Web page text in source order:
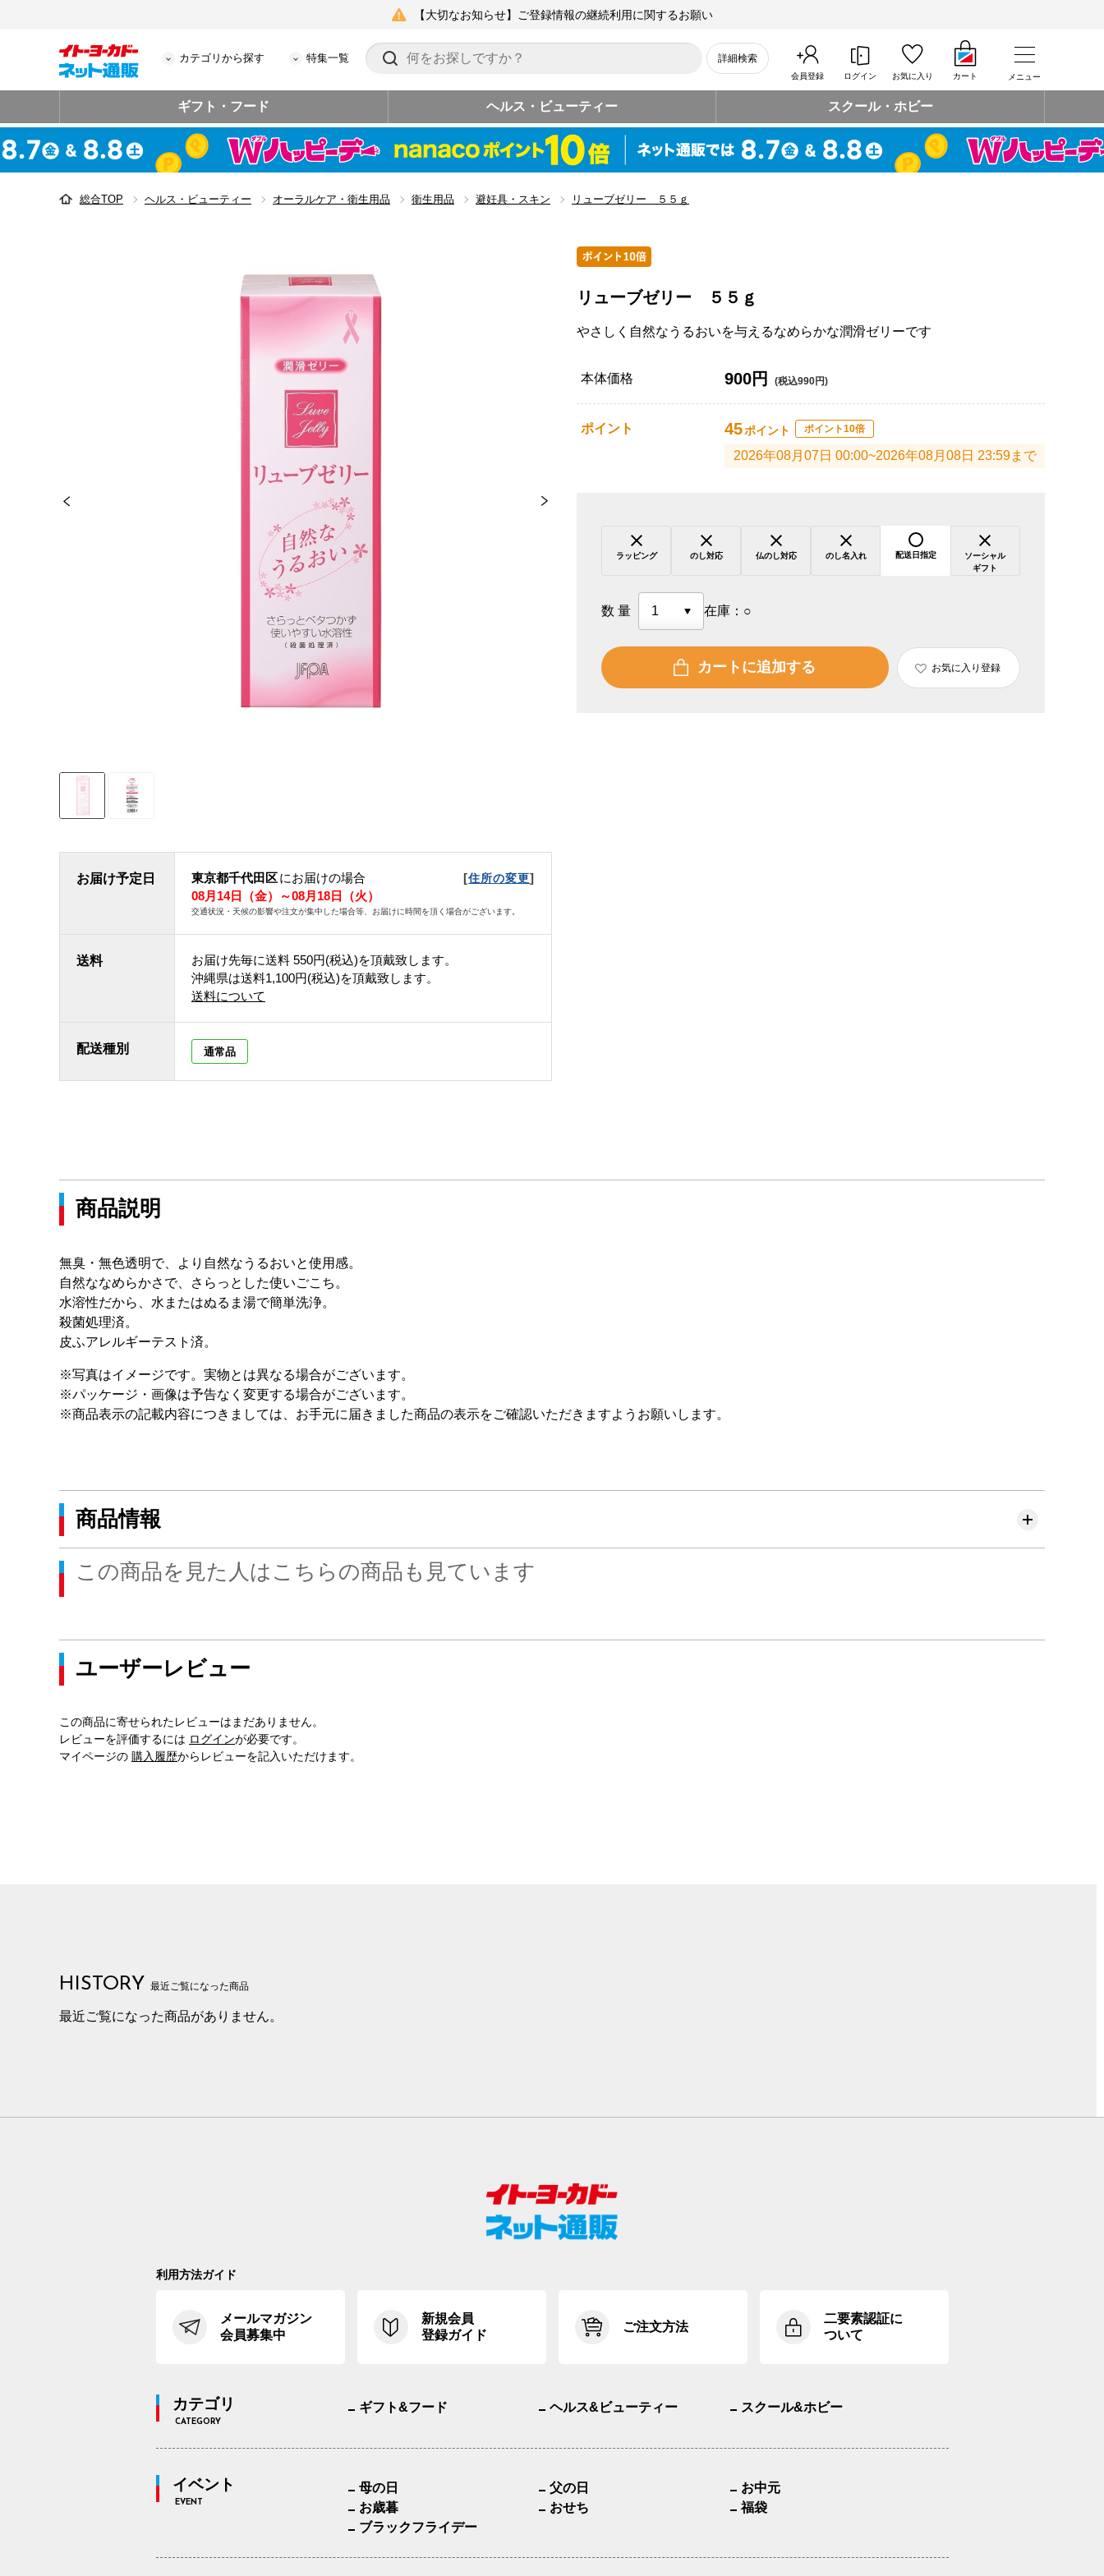
【大切なお知らせ】ご登録情報の継続利用に関するお願い
カテゴリから探す 特集一覧 詳細検索
会員登録 ログイン お気に入り カート メニュー
ギフト・フード ヘルス・ビューティー スクール・ホビー
総合TOP ヘルス・ビューティー オーラルケア・衛生用品 衛生用品 避妊具・スキン リューブゼリー ５５ｇ
お届け予定日 東京都千代田区にお届けの場合 [住所の変更]
08月14日（金）～08月18日（火）
交通状況・天候の影響や注文が集中した場合等、お届けに時間を頂く場合がございます。
送料 お届け先毎に送料 550円(税込)を頂戴致します。
沖縄県は送料1,100円(税込)を頂戴致します。
送料について
配送種別 通常品
リューブゼリー ５５ｇ
やさしく自然なうるおいを与えるなめらかな潤滑ゼリーです
本体価格 900円 (税込990円)
ポイント 45ポイント ポイント10倍
2026年08月07日 00:00~2026年08月08日 23:59まで
ラッピング のし対応 仏のし対応 のし名入れ 配送日指定
ソーシャル
ギフト
数量 在庫： ○
カートに追加する お気に入り登録
商品説明
無臭・無色透明で、より自然なうるおいと使用感。
自然ななめらかさで、さらっとした使いごこち。
水溶性だから、水またはぬるま湯で簡単洗浄。
殺菌処理済。
皮ふアレルギーテスト済。
※写真はイメージです。実物とは異なる場合がございます。
※パッケージ・画像は予告なく変更する場合がございます。
※商品表示の記載内容につきましては、お手元に届きました商品の表示をご確認いただきますようお願いします。
商品情報
この商品を見た人はこちらの商品も見ています
ユーザーレビュー
この商品に寄せられたレビューはまだありません。
レビューを評価するには ログインが必要です。
マイページの 購入履歴からレビューを記入いただけます。
HISTORY 最近ご覧になった商品
最近ご覧になった商品がありません。
利用方法ガイド
メールマガジン
会員募集中
新規会員
登録ガイド
ご注文方法
二要素認証に
ついて
カテゴリ
CATEGORY
ギフト&フード ヘルス&ビューティー スクール&ホビー
イベント
EVENT
母の日 父の日
お中元
お歳暮
おせち
福袋
ブラックフライデー